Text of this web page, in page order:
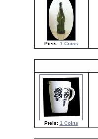
Preis: 1 Coins
Preis: 1 Coins